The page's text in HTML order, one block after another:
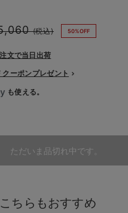
(税込) 50%OFF
文で当日出荷
ーポンプレゼント
も使える。
ただいま品切れ中です。
こちらもおすすめ